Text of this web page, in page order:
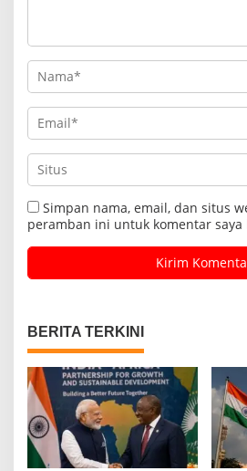
Simpan nama, email, dan situs
peramban ini untuk komentar saya
BERITA TERKINI